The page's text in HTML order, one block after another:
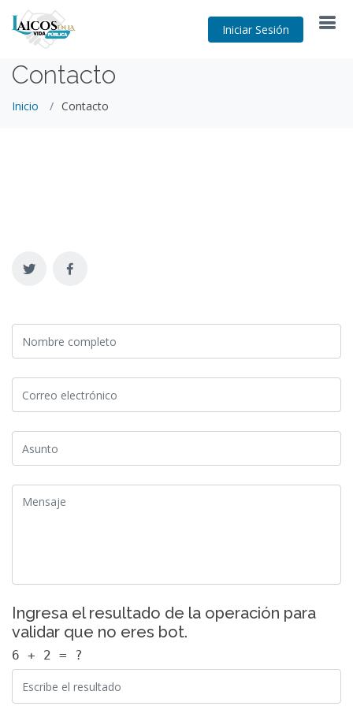
Iniciar Sesión
Contacto
Inicio Contacto
Ingresa el resultado de la operación para
validar que no eres bot.
6 + 2 = ?